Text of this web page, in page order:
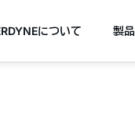
について 製